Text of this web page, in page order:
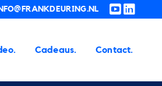
Cadeaus. Contact.